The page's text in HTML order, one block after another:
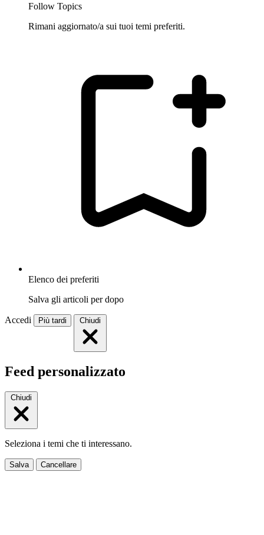
Follow Topics
Rimani aggiornato/a sui tuoi temi preferiti.
Elenco dei preferiti
Salva gli articoli per dopo
Accedi Più tardi Chiudi
Feed personalizzato
Chiudi
Seleziona i temi che ti interessano.
Salva Cancellare